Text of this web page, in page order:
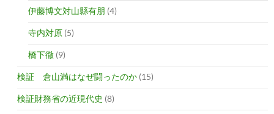
伊藤博文対山縣有朋 (4)
寺内対原 (5)
橋下徹 (9)
検証 倉山満はなぜ闘ったのか (15)
検証財務省の近現代史 (8)